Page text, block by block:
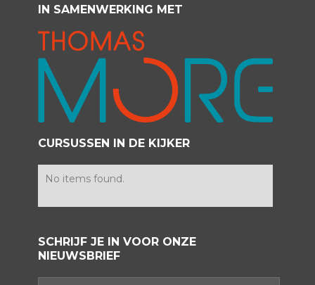
IN SAMENWERKING MET
CURSUSSEN IN DE KIJKER
No items found.
SCHRIJF JE IN VOOR ONZE
NIEUWSBRIEF